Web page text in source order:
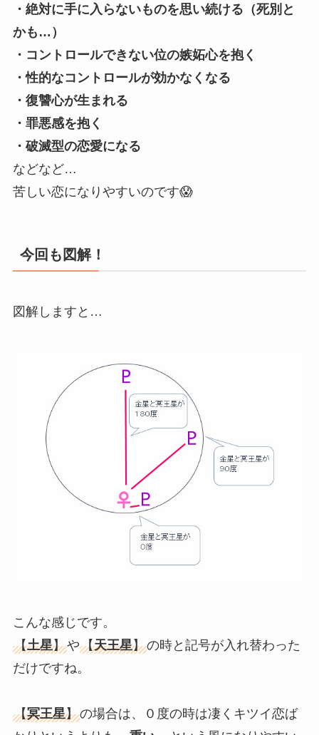
・絶対に手に入らないものを思い続ける（死別と
かも…）
・コントロールできない位の嫉妬心を抱く
・性的なコントロールが効かなくなる
・復讐心が生まれる
・罪悪感を抱く
・破滅型の恋愛になる
などなど…
苦しい恋になりやすいのです😱
今回も図解！
図解しますと…
こんな感じです。
【土星】や【天王星】の時と記号が入れ替わった
だけですね。
【冥王星】の場合は、０度の時は凄くキツイ恋ば